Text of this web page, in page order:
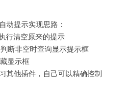
动提示实现思路：
行清空原来的提示
断非空时查询显示提示框
显示框
其他插件，自己可以精确控制